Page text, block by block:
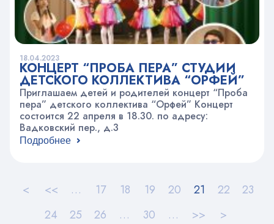
18.04.2023
КОНЦЕРТ “ПРОБА ПЕРА” СТУДИИ
ДЕТСКОГО КОЛЛЕКТИВА “ОРФЕЙ”
Приглашаем детей и родителей концерт “Проба
пера” детского коллектива “Орфей” Концерт
состоится 22 апреля в 18.30. по адресу:
Вадковский пер., д.3
Подробнее
< << … 17 18 19 20 21 22
23
24
25 26 … 30 … >> >